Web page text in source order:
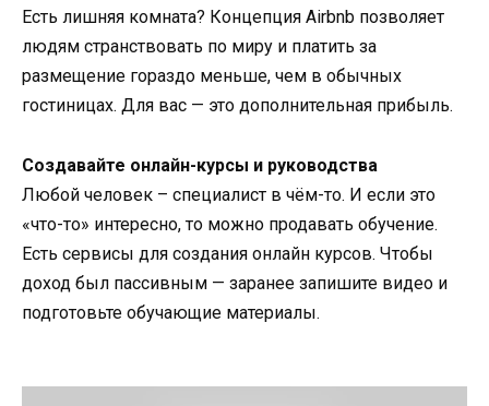
Есть лишняя комната? Концепция Airbnb позволяет
людям странствовать по миру и платить за
размещение гораздо меньше, чем в обычных
гостиницах. Для вас — это дополнительная прибыль.
Создавайте онлайн-курсы и руководства
Любой человек – специалист в чём-то. И если это
«что-то» интересно, то можно продавать обучение.
Есть сервисы для создания онлайн курсов. Чтобы
доход был пассивным — заранее запишите видео и
подготовьте обучающие материалы.